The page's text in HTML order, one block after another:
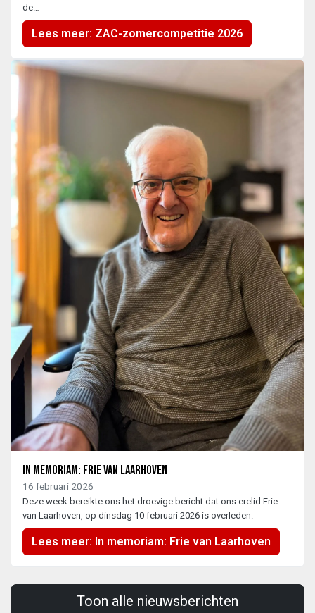
de…
Lees meer: ZAC-zomercompetitie 2026
In memoriam: Frie van Laarhoven
16 februari 2026
Deze week bereikte ons het droevige bericht dat ons erelid Frie
van Laarhoven, op dinsdag 10 februari 2026 is overleden.
Lees meer: In memoriam: Frie van Laarhoven
Toon alle nieuwsberichten